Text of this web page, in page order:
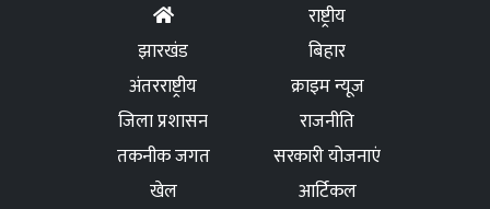
राष्ट्रीय
झारखंड
बिहार
अंतरराष्ट्रीय
क्राइम न्यूज
जिला प्रशासन
राजनीति
तकनीक जगत
सरकारी योजनाएं
खेल
आर्टिकल